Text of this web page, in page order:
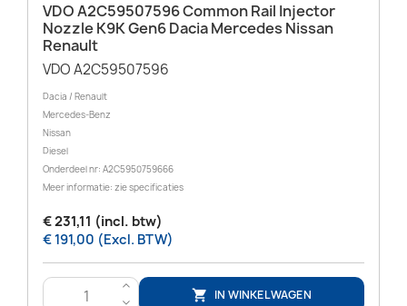
VDO A2C59507596 Common Rail Injector
Nozzle K9K Gen6 Dacia Mercedes Nissan
Renault
VDO A2C59507596
Dacia / Renault
Mercedes-Benz
Nissan
Diesel
Onderdeel nr: A2C5950759666
Meer informatie: zie specificaties
€ 231,11 (incl. btw)
€ 191,00 (Excl. BTW)
>
<
 IN WINKELWAGEN